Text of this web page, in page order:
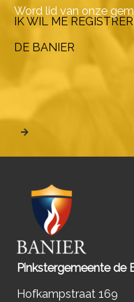
Word lid van onze
IK WIL ME
DE BANIER
Pinkstergemeente de
Hofkampstraat 169